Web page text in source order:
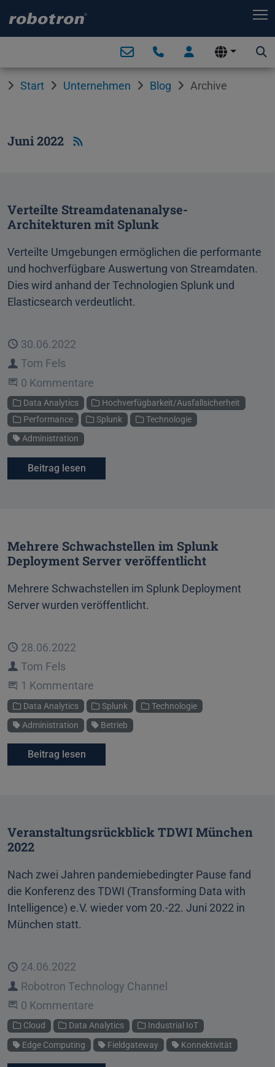
Start Unternehmen Blog Archive
Juni 2022
Verteilte Streamdatenanalyse-
Architekturen mit Splunk
Verteilte Umgebungen ermöglichen die performante
und hochverfügbare Auswertung von Streamdaten.
Dies wird anhand der Technologien Splunk und
Elasticsearch verdeutlicht.
Veröffentlicht
30.06.2022
Autor
Tom Fels
Beginne eine Unterhaltung
0 Kommentare
Kategorien
Data Analytics
Hochverfügbarkeit/Ausfallsicherheit
Performance
Splunk Technologie
Schlagwort
Administration
Beitrag lesen
Mehrere Schwachstellen im Splunk
Deployment Server veröffentlicht
Mehrere Schwachstellen im Splunk Deployment
Server wurden veröffentlicht.
Veröffentlicht
28.06.2022
Autor
Tom Fels
An der Unterhaltung teilnehmen
1 Kommentare
Kategorien
Data Analytics Splunk Technologie
Schlagworte
Administration Betrieb
Beitrag lesen
Veranstaltungsrückblick TDWI München
2022
Nach zwei Jahren pandemiebedingter Pause fand
die Konferenz des TDWI (Transforming Data with
Intelligence) e.V. wieder vom 20.-22. Juni 2022 in
München statt.
Veröffentlicht
24.06.2022
Autor
Robotron Technology Channel
Beginne eine Unterhaltung
0 Kommentare
Kategorien
Cloud Data Analytics Industrial IoT
Schlagworte
Edge Computing Fieldgateway Konnektivität